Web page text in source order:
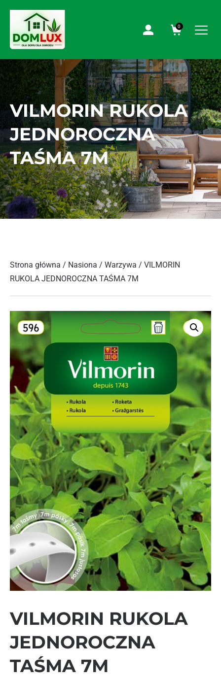
0
VILMORIN RUKOLA
JEDNOROCZNA
TAŚMA 7M
Strona główna / Nasiona / Warzywa / VILMORIN
RUKOLA JEDNOROCZNA TAŚMA 7M
VILMORIN RUKOLA
JEDNOROCZNA
TAŚMA 7M